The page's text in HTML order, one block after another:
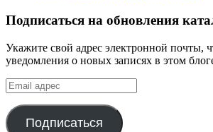
Подписаться на обновления
Укажите свой адрес электронной почты,
уведомления о новых записях в этом
Email
адрес
Подписаться